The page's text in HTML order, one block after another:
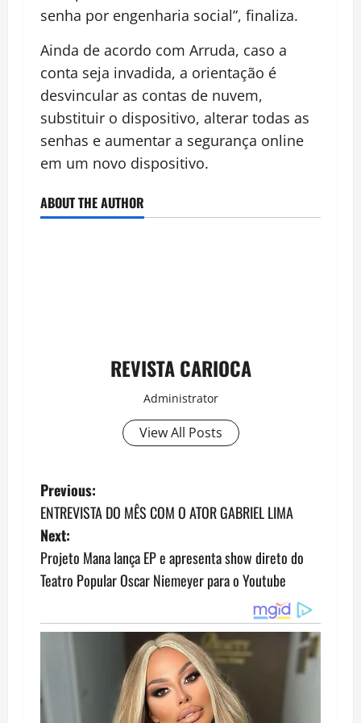
senha por engenharia social”, finaliza.
Ainda de acordo com Arruda, caso a
conta seja invadida, a orientação é
desvincular as contas de nuvem,
substituir o dispositivo, alterar todas as
senhas e aumentar a segurança online
em um novo dispositivo.
ABOUT THE AUTHOR
REVISTA CARIOCA
Administrator
View All Posts
P
o
s
t
n
v
Previous:
ENTREVISTA DO MÊS COM O ATOR GABRIEL LIMA
Next:
Projeto Mana lança EP e apresenta show direto do
Teatro Popular Oscar Niemeyer para o Youtube